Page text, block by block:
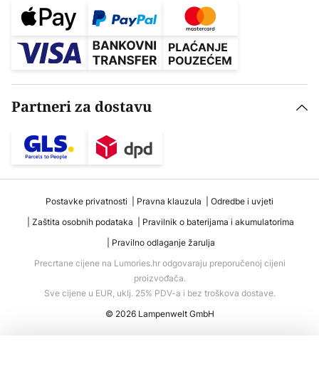
Partneri za dostavu
Postavke privatnosti Pravna klauzula
Odredbe i uvjeti
Zaštita osobnih podataka
Pravilnik o baterijama i akumulatorima
Pravilno odlaganje žarulja
Precrtane cijene na Lumories.hr odgovaraju preporučenoj cijeni
proizvođača.
Sve cijene u EUR, uklj. 25% PDV-a i bez troškova dostave.
© 2026 Lampenwelt GmbH